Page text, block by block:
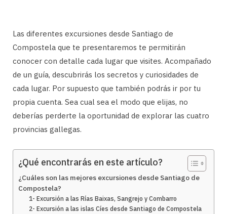
Las diferentes excursiones desde Santiago de
Compostela que te presentaremos te permitirán
conocer con detalle cada lugar que visites. Acompañado
de un guía, descubrirás los secretos y curiosidades de
cada lugar. Por supuesto que también podrás ir por tu
propia cuenta. Sea cual sea el modo que elijas, no
deberías perderte la oportunidad de explorar las cuatro
provincias gallegas.
¿Qué encontrarás en este artículo?
¿Cuáles son las mejores excursiones desde Santiago de
Compostela?
1- Excursión a las Rías Baixas, Sangrejo y Combarro
2- Excursión a las islas Cíes desde Santiago de Compostela